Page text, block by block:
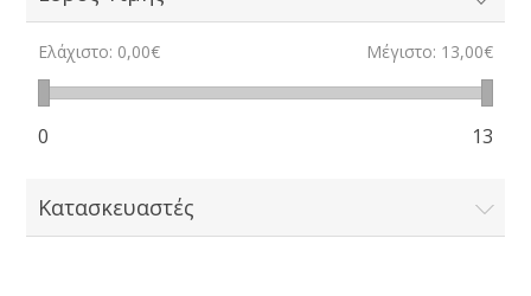
Ελάχιστο: 0,00€ Μέγιστο: 13,00€
0 13
Κατασκευαστές